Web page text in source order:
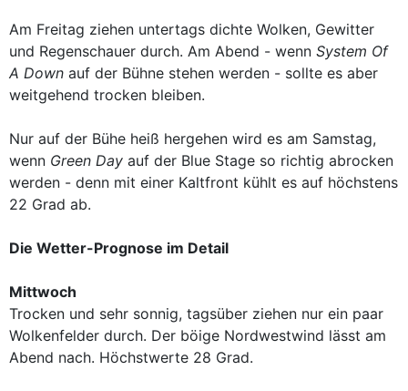
Am Freitag ziehen untertags dichte Wolken, Gewitter
und Regenschauer durch. Am Abend - wenn System Of
A Down auf der Bühne stehen werden - sollte es aber
weitgehend trocken bleiben.
Nur auf der Bühe heiß hergehen wird es am Samstag,
wenn Green Day auf der Blue Stage so richtig abrocken
werden - denn mit einer Kaltfront kühlt es auf höchstens
22 Grad ab.
Die Wetter-Prognose im Detail
Mittwoch
Trocken und sehr sonnig, tagsüber ziehen nur ein paar
Wolkenfelder durch. Der böige Nordwestwind lässt am
Abend nach. Höchstwerte 28 Grad.